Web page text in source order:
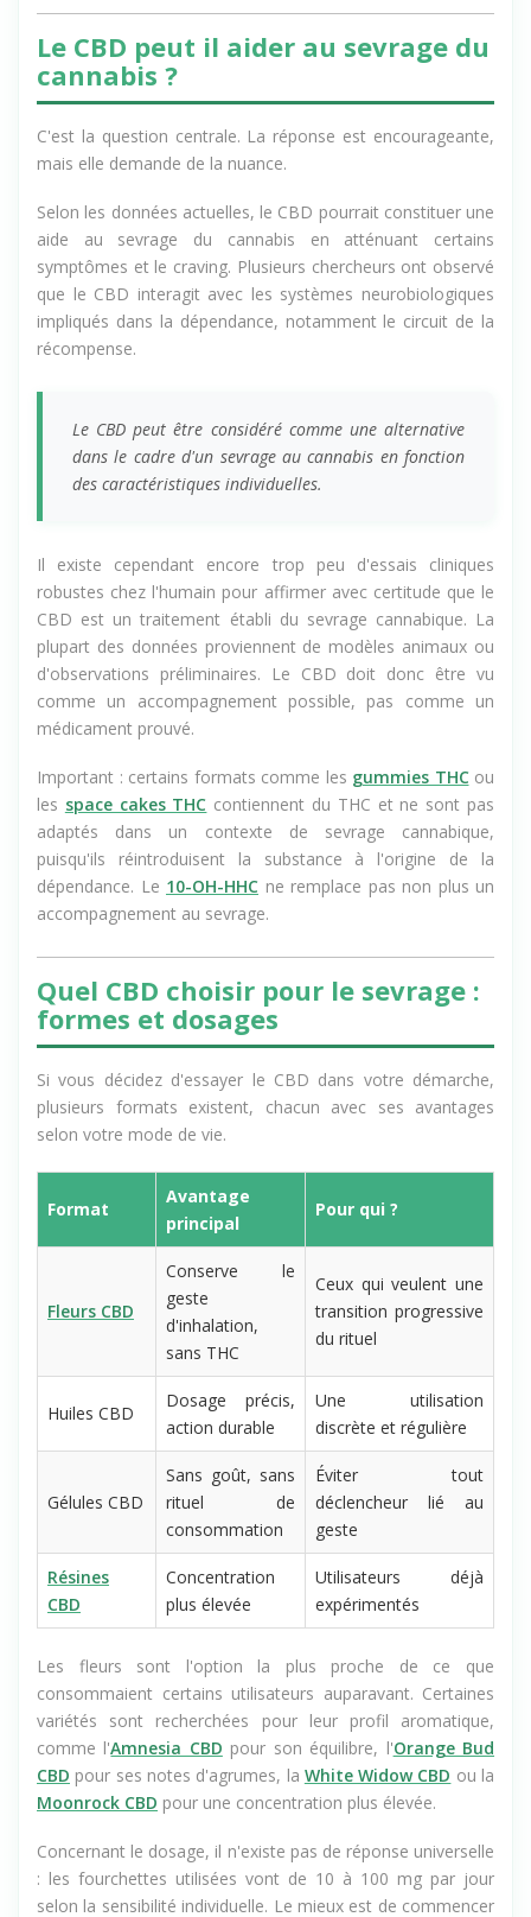
Le CBD peut il aider au sevrage du
cannabis ?
C'est la question centrale. La réponse est encourageante,
Selon les données actuelles, le CBD pourrait constituer une
aide au sevrage du cannabis en atténuant certains
symptômes et le craving. Plusieurs chercheurs ont observé
que le CBD interagit avec les systèmes neurobiologiques
impliqués dans la dépendance, notamment le circuit de la
Le CBD peut être considéré comme une alternative
dans le cadre d'un sevrage au cannabis en fonction
Il existe cependant encore trop peu d'essais cliniques
robustes chez l'humain pour affirmer avec certitude que le
CBD est un traitement établi du sevrage cannabique. La
plupart des données proviennent de modèles animaux ou
d'observations préliminaires. Le CBD doit donc être vu
comme un accompagnement possible, pas comme un
Important : certains formats comme lesgummies THCou
lesspace cakes THCcontiennent du THC et ne sont pas
adaptés dans un contexte de sevrage cannabique,
puisqu'ils réintroduisent la substance à l'origine de la
dépendance. Le10-OH-HHCne remplace pas non plus un
Quel CBD choisir pour le sevrage :
formes et dosages
Si vous décidez d'essayer le CBD dans votre démarche,
plusieurs formats existent, chacun avec ses avantages
Avantage
principal
Conserve le
geste
d'inhalation,
sans THC
Ceux qui veulent une
transition progressive
Dosage précis,
action durable
Une utilisation
discrète et régulière
Sans goût, sans
rituel de
consommation
Éviter tout
déclencheur lié au
geste
Résines
CBD
Concentration
plus élevée
Utilisateurs déjà
expérimentés
Les fleurs sont l'option la plus proche de ce que
consommaient certains utilisateurs auparavant. Certaines
variétés sont recherchées pour leur profil aromatique,
comme l' Amnesia CBDpour son équilibre, l'Orange Bud
CBDpour ses notes d'agrumes, laWhite Widow CBD
Concernant le dosage, il n'existe pas de réponse universelle
: les fourchettes utilisées vont de 10 à 100 mg par jour